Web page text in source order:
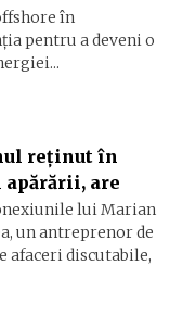
în
pentru a deveni o
reținut în
apărării, are
lui Marian
un antreprenor de
afaceri discutabile,